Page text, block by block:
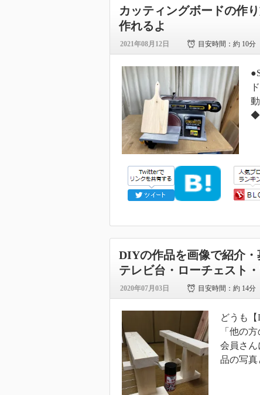
カッティングボードの作
作れるよ
2021年08月12日 目安時間：約 10分
DIYの作品を画像で紹介・
テレビ台・ローチェスト
2020年07月03日 目安時間：約 14分
どうも
「他の
会員さ
品の写